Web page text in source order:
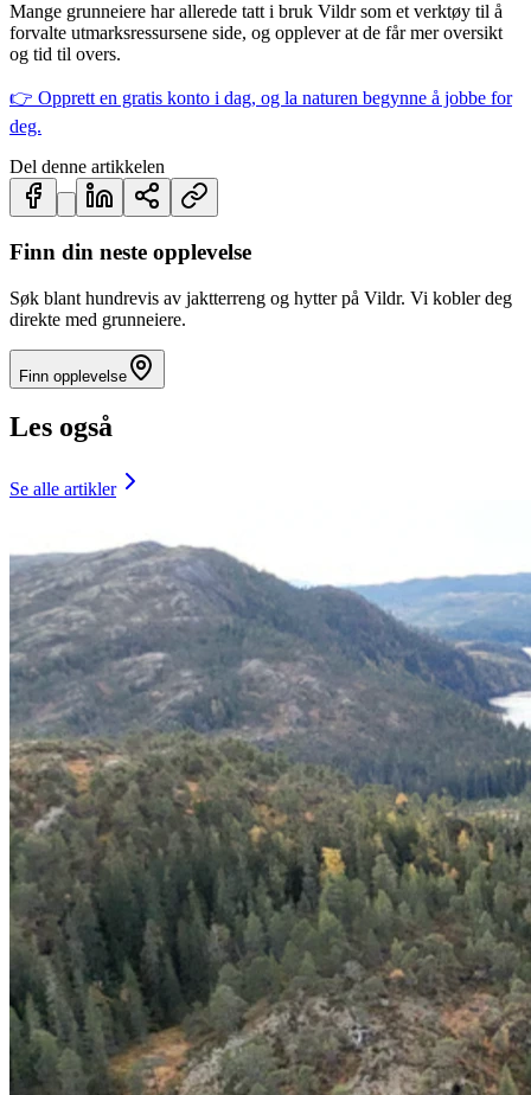
Mange grunneiere har allerede tatt i bruk Vildr som et verktøy til å
forvalte utmarksressursene side, og opplever at de får mer oversikt
og tid til overs.
👉 Opprett en gratis konto i dag, og la naturen begynne å jobbe for
deg.
Del denne artikkelen
Finn din neste opplevelse
Søk blant hundrevis av jaktterreng og hytter på Vildr. Vi kobler deg
direkte med grunneiere.
Finn opplevelse
Les også
Se alle artikler